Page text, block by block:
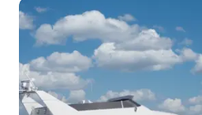
Der angegebene Preis gilt für
weitere Person werden 150